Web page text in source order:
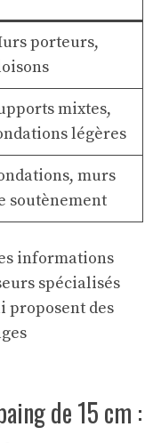
porteurs,
mixtes,
légères
murs
soutènement
informations
spécialisés
proposent des
de 15 cm :